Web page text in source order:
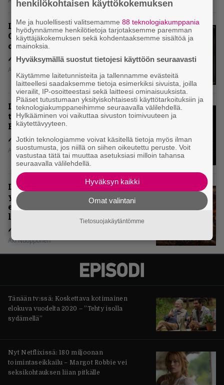
Levyarvio: Dirkschneider & The
Old Gang -albumista ei aina tiedä,
onko se tosissaan tehty vai ei
Aki Nuopponen
Levyarvio: Onko Steelbound jo
täydellisintä mahdollista Battle
Beastia?
Aki Nuopponen
Levyarvio: Sabaton on
yhdennellätoista albumillaan
erittäin kaukana
legendaarisuudesta
Aki Nuopponen
Tänään tv:ssä: Koskettava kotimainen
elokuva vuodelta 2020 – ”Tehty isolla
sydämellä”
Nyt Netflixissä: 180 miljoonan
toimintaseikkailu – Margot Robbie vei
seksikohtauksen liian pitkälle
henkilökohtaisen käyttökokemuksen
Me ja huolellisesti valitsemamme88 teknologiakumppania
hyödynnämme henkilötietoja tarjotaksemme paremman
käyttäjäkokemuksen sekä kohdentaaksemme sisältöä ja
mainoksia.
Hyväksymällä suostut tietojesi käyttöön seuraavasti
Käytämme laitetunnisteita ja tallennamme evästeitä
laitteellesi saadaksemme tietoja esimerkiksi sivuista, joilla
vierailit, IP-osoitteestasi sekä laitteesi ominaisuuksista.
Pääset tutustumaan yksityiskohtaisesti käyttötarkoituksiin ja
teknologiakumppaneihimme seuraavalla välilehdellä.
Hylkääminen voi vaikuttaa sivuston toimivuuteen ja
käytettävyyteen.
Jotkin teknologiamme voivat käsitellä tietoja myös ilman
suostumusta, jos niillä on siihen oikeutettu peruste. Voit
vastustaa tätä tai muuttaa asetuksiasi milloin tahansa
seuraavalla välilehdellä.
Hyväksyn kaikki
Omat valintani
Tietosuojakäytäntömme